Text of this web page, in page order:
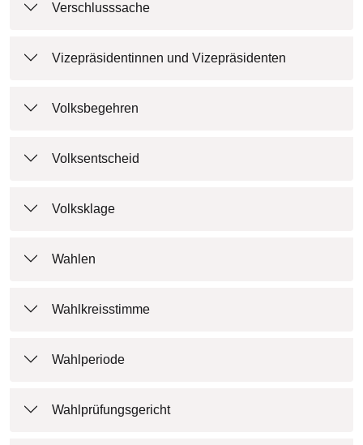
Verschlusssache
Vizepräsidentinnen und Vizepräsidenten
Volksbegehren
Volksentscheid
Volksklage
Wahlen
Wahlkreisstimme
Wahlperiode
Wahlprüfungsgericht